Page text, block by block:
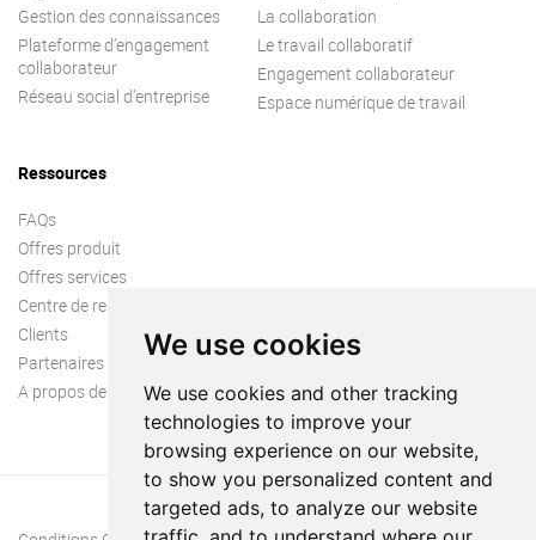
We use cookies
We use cookies and other tracking
technologies to improve your
browsing experience on our website,
to show you personalized content and
targeted ads, to analyze our website
Gestion des connaissances
Plateforme d’engagement
collaborateur
Réseau social d’entreprise
La collaboration
Le travail collaboratif
Engagement collaborateur
Espace numérique de travail
Ressources
FAQs
Offres produit
Offres services
Centre de ressources
Clients
Partenaires
A propos de nous